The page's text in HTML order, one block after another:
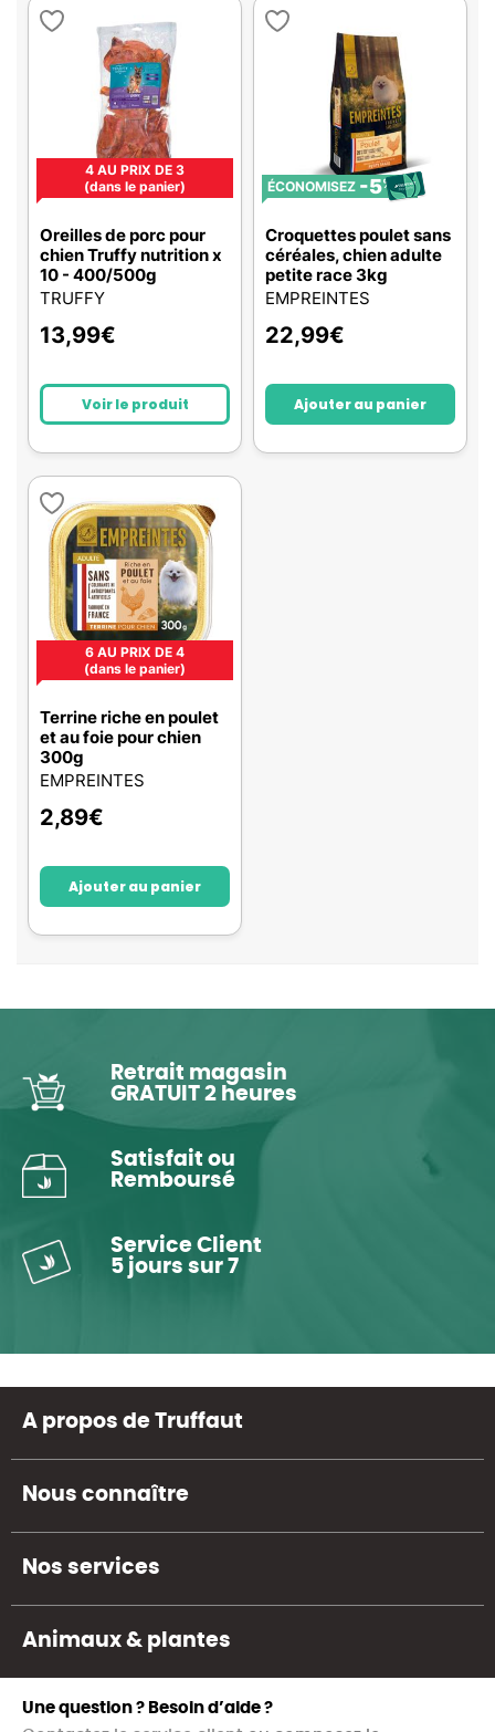
4 AU PRIX DE 3
(dans le panier)
Oreilles de porc pour
chien Truffy nutrition x
10 - 400/500g
TRUFFY
13,99€
Voir le produit
ÉCONOMISEZ -5%
Croquettes poulet sans
céréales, chien adulte
petite race 3kg
EMPREINTES
22,99€
Ajouter au panier
6 AU PRIX DE 4
(dans le panier)
Terrine riche en poulet
et au foie pour chien
300g
EMPREINTES
2,89€
Ajouter au panier
Retrait magasin
GRATUIT 2 heures
Satisfait ou
Remboursé
Service Client
5 jours sur 7
A propos de Truffaut
Nous connaître
Nos services
Animaux & plantes
Une question ? Besoin d’aide ?